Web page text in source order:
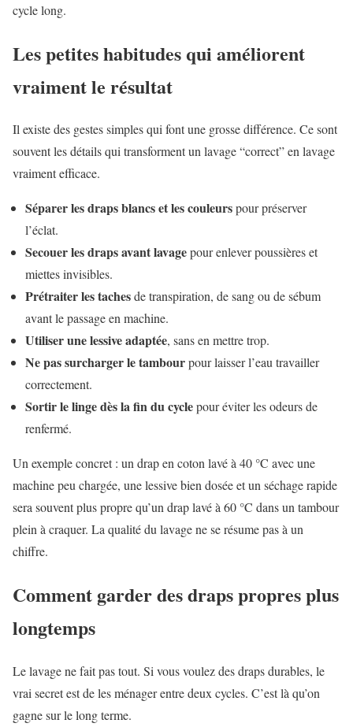
cycle long.
Les petites habitudes qui améliorent
vraiment le résultat
Il existe des gestes simples qui font une grosse différence. Ce sont
souvent les détails qui transforment un lavage “correct” en lavage
vraiment efficace.
Séparer les draps blancs et les couleurspour préserver
l’éclat.
Secouer les draps avant lavagepour enlever poussières et
miettes invisibles.
Prétraiter les tachesde transpiration, de sang ou de sébum
avant le passage en machine.
Utiliser une lessive adaptée, sans en mettre trop.
Ne pas surcharger le tambourpour laisser l’eau travailler
correctement.
Sortir le linge dès la fin du cyclepour éviter les odeurs de
renfermé.
Un exemple concret : un drap en coton lavé à 40 °C avec une
machine peu chargée, une lessive bien dosée et un séchage rapide
sera souvent plus propre qu’un drap lavé à 60 °C dans un tambour
plein à craquer. La qualité du lavage ne se résume pas à un
chiffre.
Comment garder des draps propres plus
longtemps
Le lavage ne fait pas tout. Si vous voulez des draps durables, le
vrai secret est de les ménager entre deux cycles. C’est là qu’on
gagne sur le long terme.